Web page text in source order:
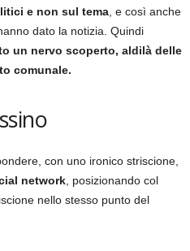
e non sul tema, e così anche
dato la notizia. Quindi
un nervo scoperto, aldilà delle
comunale.
con uno ironico striscione,
network, posizionando col
nello stesso punto del